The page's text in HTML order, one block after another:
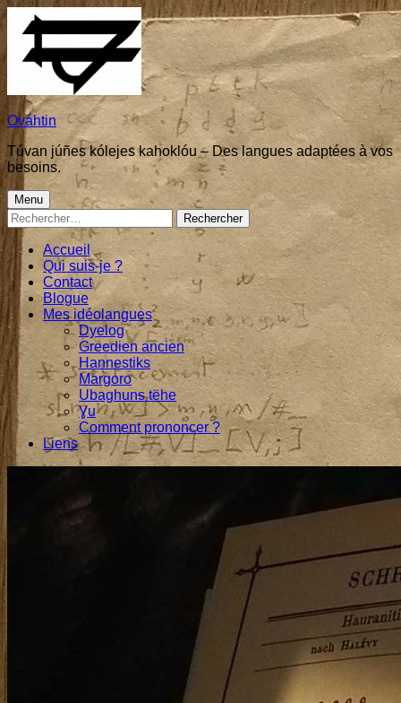
content
Ováhtin
Túvan júñes kólejes kahoklóu – Des langues adaptées à vos
besoins.
Primary
Menu
Menu
Rechercher :
Accueil
Qui suis-je ?
Contact
Blogue
Mes idéolangues
Dyelog
Greedien ancien
Hannestiks
Margoro
Ubaghuns tëhe
Ɣu
Comment prononcer ?
Liens